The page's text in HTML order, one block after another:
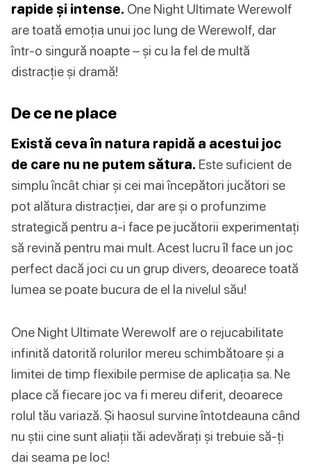
rapide și intense. One Night Ultimate Werewolf
are toată emoția unui joc lung de Werewolf, dar
într-o singură noapte – și cu la fel de multă
distracție și dramă!
De ce ne place
Există ceva în natura rapidă a acestui joc
de care nu ne putem sătura. Este suficient de
simplu încât chiar și cei mai începători jucători se
pot alătura distracției, dar are și o profunzime
strategică pentru a-i face pe jucătorii experimentați
să revină pentru mai mult. Acest lucru îl face un joc
perfect dacă joci cu un grup divers, deoarece toată
lumea se poate bucura de el la nivelul său!
One Night Ultimate Werewolf are o rejucabilitate
infinită datorită rolurilor mereu schimbătoare și a
limitei de timp flexibile permise de aplicația sa. Ne
place că fiecare joc va fi mereu diferit, deoarece
rolul tău variază. Și haosul survine întotdeauna când
nu știi cine sunt aliații tăi adevărați și trebuie să-ți
dai seama pe loc!